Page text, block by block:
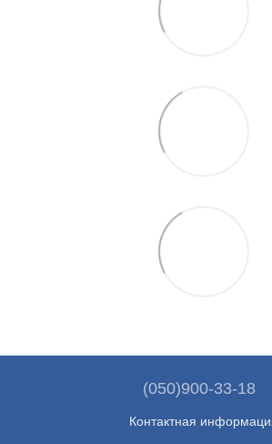
(050)900-33-18
Контактная